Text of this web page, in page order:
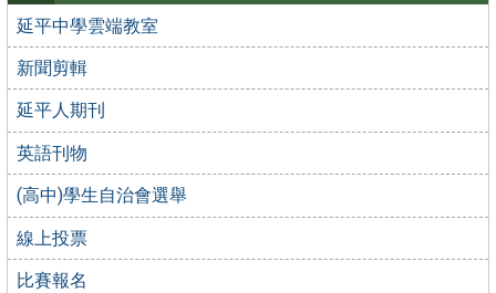
延平中學雲端教室
新聞剪輯
延平人期刊
英語刊物
(高中)學生自治會選舉
線上投票
比賽報名